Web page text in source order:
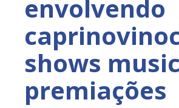
envolvendo
shows
premiações